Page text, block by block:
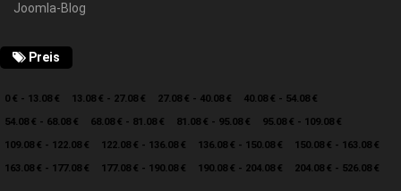
Joomla-Blog
Preis
0 € - 13.08 € 13.08 € - 27.08 € 27.08 € - 40.08 €
40.08 € - 54.08 €
54.08 € - 68.08 €
68.08 € - 81.08 € 81.08 € - 95.08 €
95.08 € - 109.08 €
109.08 € - 122.08 €
122.08 € - 136.08 € 136.08 € - 150.08 €
150.08 € - 163.08 €
163.08 € - 177.08 €
177.08 € - 190.08 € 190.08 € - 204.08 € 204.08 € - 526.08 €